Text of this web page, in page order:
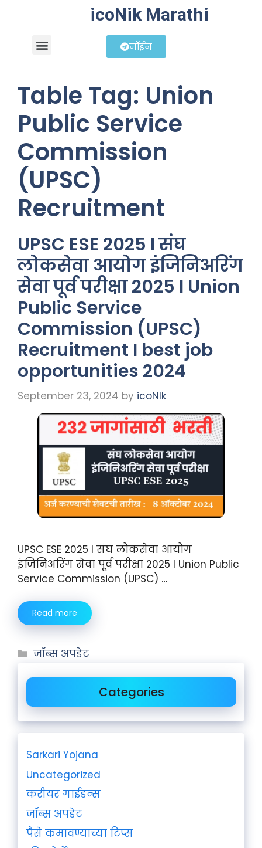
icoNik Marathi
जॉईन
Table Tag: Union
Public Service
Commission
(UPSC)
Recruitment
UPSC ESE 2025 I संघ
लोकसेवा आयोग इंजिनिअरिंग
सेवा पूर्व परीक्षा 2025 I Union
Public Service
Commission (UPSC)
Recruitment I best job
opportunities 2024
September 23, 2024 by icoNIk
UPSC ESE 2025 I संघ लोकसेवा आयोग
इंजिनिअरिंग सेवा पूर्व परीक्षा 2025 I Union Public
Service Commission (UPSC) …
Read more
जॉब्स अपडेट
Categories
Sarkari Yojana
Uncategorized
करीयर गाईडन्स
जॉब्स अपडेट
पैसे कमावण्याच्या टिप्स